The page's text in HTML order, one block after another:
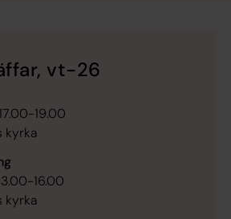
vt-26
19.00
kyrka
16.00
kyrka